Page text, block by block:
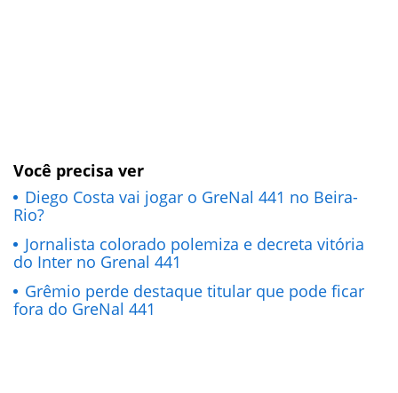
Você precisa ver
Diego Costa vai jogar o GreNal 441 no Beira-
Rio?
Jornalista colorado polemiza e decreta vitória
do Inter no Grenal 441
Grêmio perde destaque titular que pode ficar
fora do GreNal 441